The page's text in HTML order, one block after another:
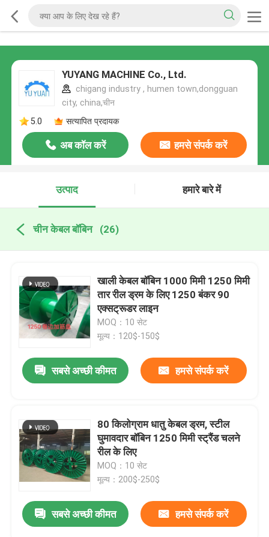
YUYANG MACHINE Co., Ltd.
chigang industry , humen town,dongguan
city, china,चीन
5.0
सत्यापित प्रदायक
अब कॉल करें हमसे संपर्क करें
उत्पाद हमारे बारे में
चीन केबल बॉबिन (26)
खाली केबल बॉबिन 1000 मिमी 1250 मिमी
तार रील ड्रम के लिए 1250 बंकर 90
एक्सट्रूडर लाइन
MOQ：10 सेट
मूल्य：120$-150$
सबसे अच्छी कीमत हमसे संपर्क करें
80 किलोग्राम धातु केबल ड्रम, स्टील
घुमावदार बॉबिन 1250 मिमी स्ट्रैंड चलने
रील के लिए
MOQ：10 सेट
मूल्य：200$-250$
सबसे अच्छी कीमत हमसे संपर्क करें